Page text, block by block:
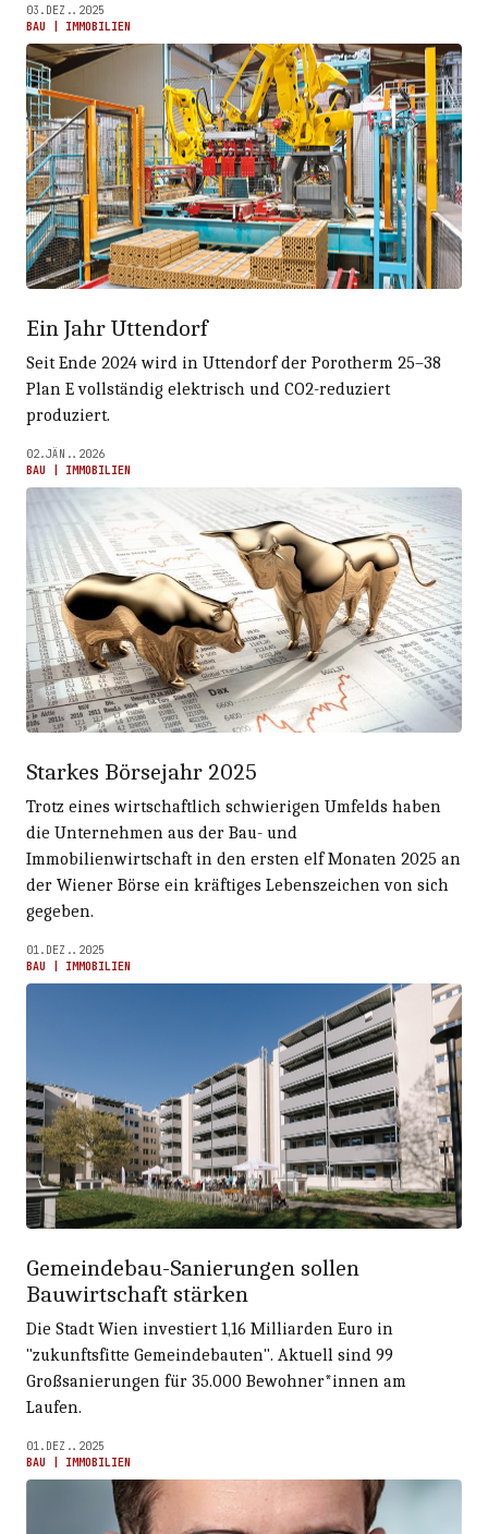
03.DEZ..2025
BAU | IMMOBILIEN
Ein Jahr Uttendorf
Seit Ende 2024 wird in Uttendorf der Porotherm 25–38
Plan E vollständig elektrisch und CO2-reduziert
produziert.
02.JÄN..2026
BAU | IMMOBILIEN
Starkes Börsejahr 2025
Trotz eines wirtschaftlich schwierigen Umfelds haben
die Unternehmen aus der Bau- und
Immobilienwirtschaft in den ersten elf Monaten 2025 an
der Wiener Börse ein kräftiges Lebenszeichen von sich
gegeben.
01.DEZ..2025
BAU | IMMOBILIEN
Gemeindebau-Sanierungen sollen
Bauwirtschaft stärken
Die Stadt Wien investiert 1,16 Milliarden Euro in
"zukunftsfitte Gemeindebauten". Aktuell sind 99
Großsanierungen für 35.000 Bewohner*innen am
Laufen.
01.DEZ..2025
BAU | IMMOBILIEN